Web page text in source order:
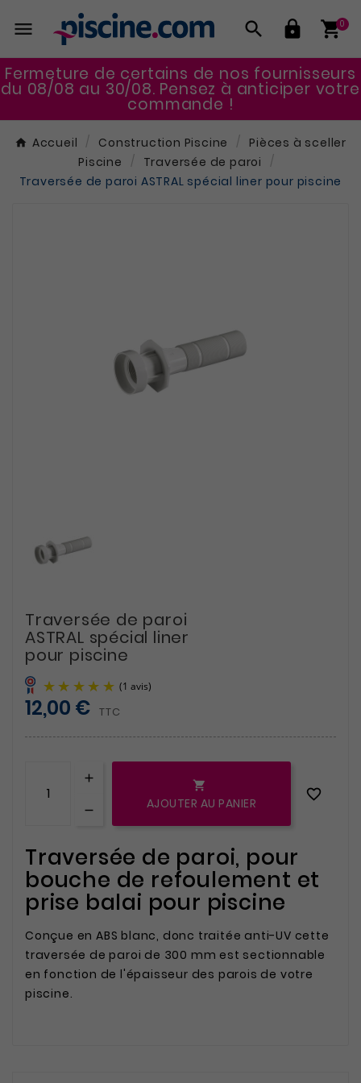
   0
Fermeture de certains de nos fournisseurs
du 08/08 au 30/08. Pensez à anticiper votre
commande !
Accueil Construction Piscine
Pièces à sceller
Piscine
Traversée de paroi
Traversée de paroi ASTRAL spécial liner pour piscine
Traversée de paroi
ASTRAL spécial liner
pour piscine
(1 avis)
12,00 € TTC

AJOUTER AU PANIER

Traversée de paroi, pour
bouche de refoulement et
prise balai pour piscine
Conçue en ABS blanc, donc traitée anti-UV cette
traversée de paroi de 300 mm est sectionnable
en fonction de l'épaisseur des parois de votre
piscine.